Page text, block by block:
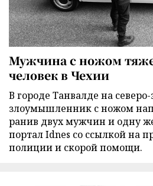
Мужчина с ножом
человек в Чехии
В городе Танвалде на
злоумышленник с ножом
ранив двух мужчин и одну
портал Idnes со ссылкой на
полиции и скорой помощи.